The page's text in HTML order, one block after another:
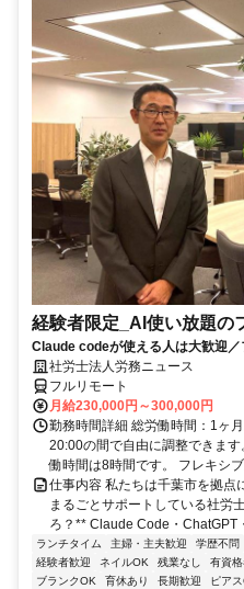
経験者限定_AI使い放題の
Claude codeが使える人は大歓迎／
社労士法人労務ニュース
フルリモート
月給230,000円～300,000円
勤務時間詳細 総労働時間：1ヶ
20:00の間で自由に調整できま
働時間は8時間です。 フレキシ
仕事内容 私たちは千葉市を拠点
まるごとサポートしている社労
ろ？** Claude Code・ChatGPT
ランチタイム 主婦・主夫歓迎 学歴不問
経験者歓迎
ネイルOK 残業なし 有資
ブランクOK
育休あり 長期歓迎 ピア